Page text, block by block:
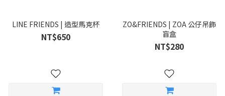
LINE FRIENDS | 造型馬克杯
NT$650
ZO&FRIENDS | ZOA 公仔吊飾
盲盒
NT$280